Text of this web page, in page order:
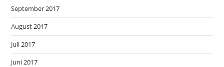
September 2017
August 2017
Juli 2017
Juni 2017